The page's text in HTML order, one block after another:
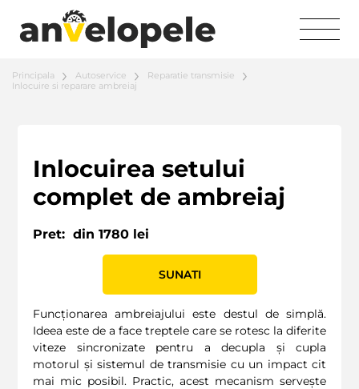
Principala Autoservice
Reparatie transmisie
Inlocuire si reparare ambreiaj
Inlocuirea setului
complet de ambreiaj
Pret: din 1780 lei
SUNATI
Funcționarea ambreiajului este destul de simplă.
Ideea este de a face treptele care se rotesc la diferite
viteze sincronizate pentru a decupla și cupla
motorul și sistemul de transmisie cu un impact cit
mai mic posibil. Practic, acest mecanism servește